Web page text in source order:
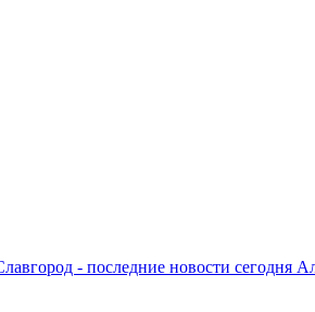
- последние новости сегодня